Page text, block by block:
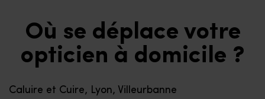
Où se déplace votre
opticien à domicile ?
Caluire et Cuire, Lyon, Villeurbanne